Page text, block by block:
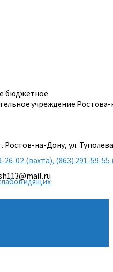
бюджетное
учреждение
Ростов-на-Дону, ул.
26-02 (вахта), (863) 291-59-